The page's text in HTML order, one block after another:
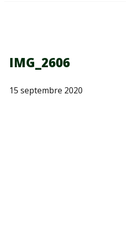
IMG_2606
15 septembre 2020